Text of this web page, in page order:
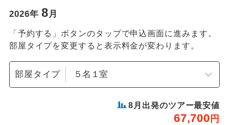
2026年 8月
「予約する」ボタンのタップで申込画面に進みます。
部屋タイプを変更すると表示料金が変わります。
部屋タイプ
8 月出発のツアー最安値
67,700 円